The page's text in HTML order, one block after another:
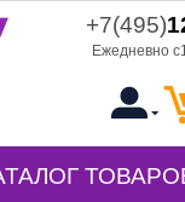
+7(495)
Ежедневно